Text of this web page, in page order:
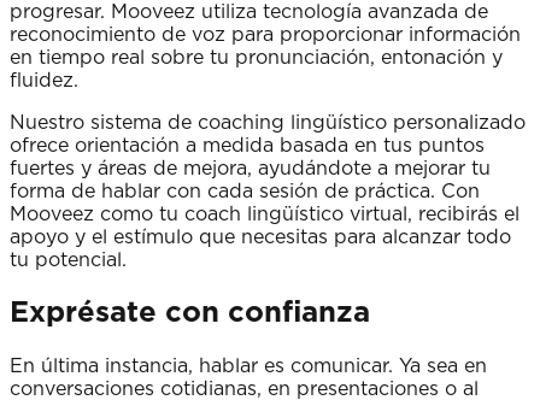
progresar. Mooveez utiliza tecnología avanzada de
reconocimiento de voz para proporcionar información
en tiempo real sobre tu pronunciación, entonación y
fluidez.
Nuestro sistema de coaching lingüístico personalizado
ofrece orientación a medida basada en tus puntos
fuertes y áreas de mejora, ayudándote a mejorar tu
forma de hablar con cada sesión de práctica. Con
Mooveez como tu coach lingüístico virtual, recibirás el
apoyo y el estímulo que necesitas para alcanzar todo
tu potencial.
Exprésate con confianza
En última instancia, hablar es comunicar. Ya sea en
conversaciones cotidianas, en presentaciones o al